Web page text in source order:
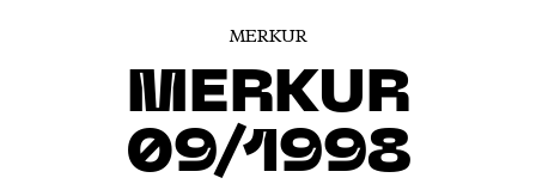
MERKUR
MERKUR
09/1998